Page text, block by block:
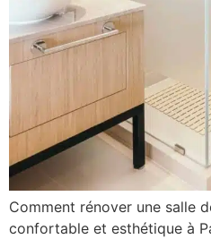
Comment rénover une salle
confortable et esthétique à